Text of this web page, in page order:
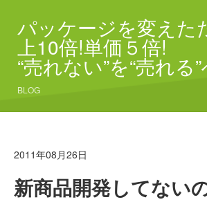
パッケージを変えた
上10倍!単価５倍!
“売れない”を“売れる
BLOG
2011年08月26日
新商品開発してない